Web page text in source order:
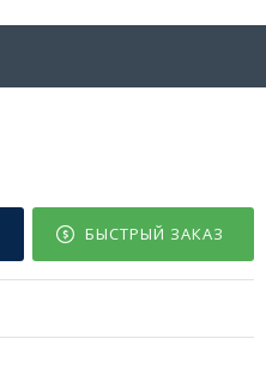
БЫСТРЫЙ ЗАКАЗ